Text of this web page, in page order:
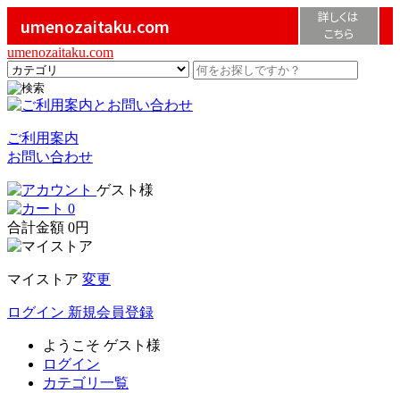
umenozaitaku.com
詳しくは
こちら
umenozaitaku.com
ご利用案内
お問い合わせ
ゲスト様
0
合計金額 0円
マイストア 変更
ログイン 新規会員登録
ようこそ ゲスト様
ログイン
カテゴリ一覧